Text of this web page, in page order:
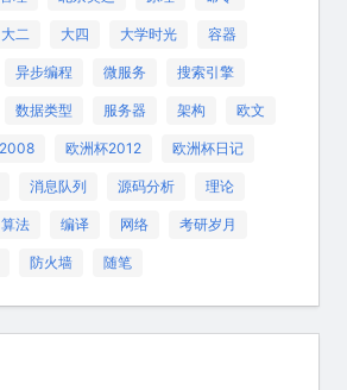
大二 大四 大学时光 容器
异步编程 微服务 搜索引擎
数据类型 服务器 架构 欧文
欧洲杯2012 欧洲杯日记
消息队列 源码分析 理论
算法 编译 网络 考研岁月
防火墙 随笔